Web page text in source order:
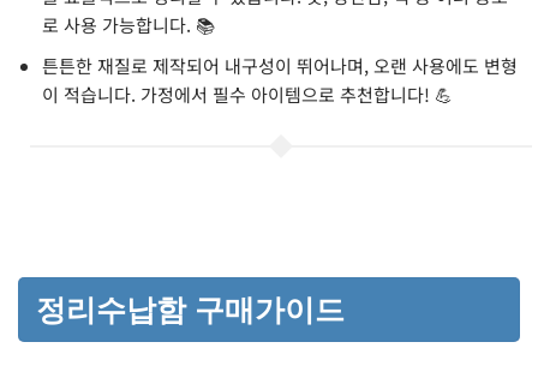
로 사용 가능합니다. 📚
튼튼한 재질로 제작되어 내구성이 뛰어나며, 오랜 사용에도 변형
이 적습니다. 가정에서 필수 아이템으로 추천합니다! 💪
정리수납함 구매가이드